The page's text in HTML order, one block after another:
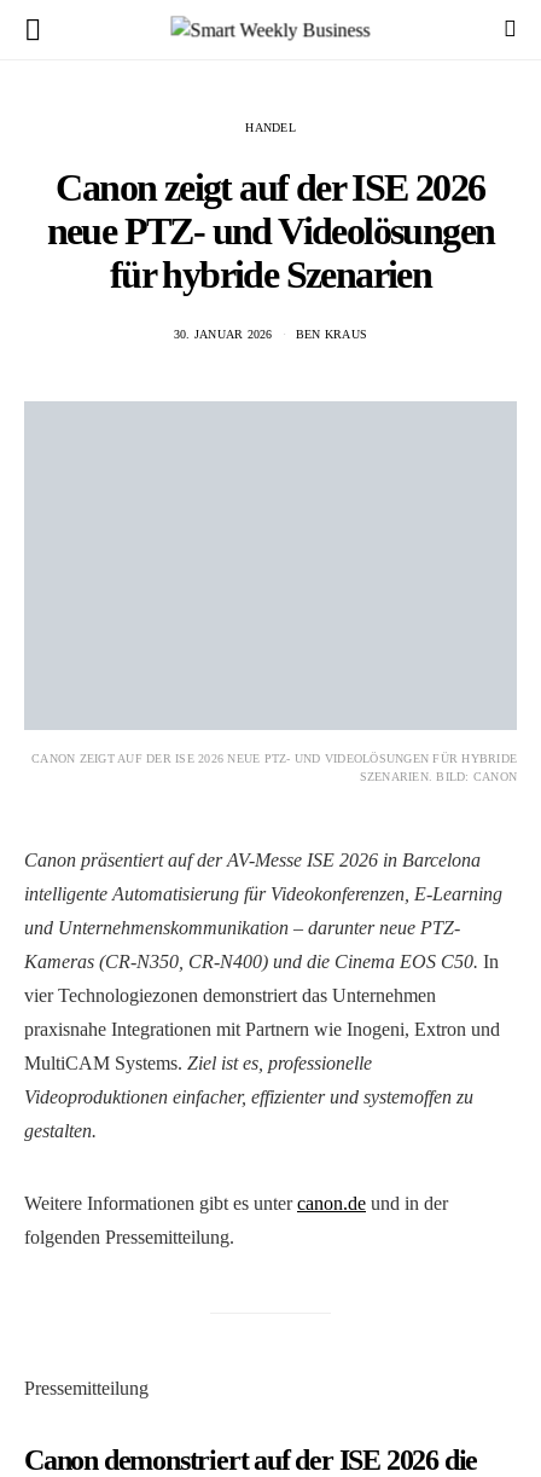
HANDEL
Canon zeigt auf der ISE 2026
neue PTZ- und Videolösungen
für hybride Szenarien
30. JANUAR 2026 BEN KRAUS
CANON ZEIGT AUF DER ISE 2026 NEUE PTZ- UND VIDEOLÖSUNGEN FÜR HYBRIDE
SZENARIEN. BILD: CANON
Canon präsentiert auf der AV-Messe ISE 2026 in Barcelona
intelligente Automatisierung für Videokonferenzen, E-Learning
und Unternehmenskommunikation – darunter neue PTZ-
Kameras (CR-N350, CR-N400) und die Cinema EOS C50. In
vier Technologiezonen demonstriert das Unternehmen
praxisnahe Integrationen mit Partnern wie Inogeni, Extron und
MultiCAM Systems. Ziel ist es, professionelle
Videoproduktionen einfacher, effizienter und systemoffen zu
gestalten.
Weitere Informationen gibt es untercanon.de und in der
folgenden Pressemitteilung.
Pressemitteilung
Canon demonstriert auf der ISE 2026 die